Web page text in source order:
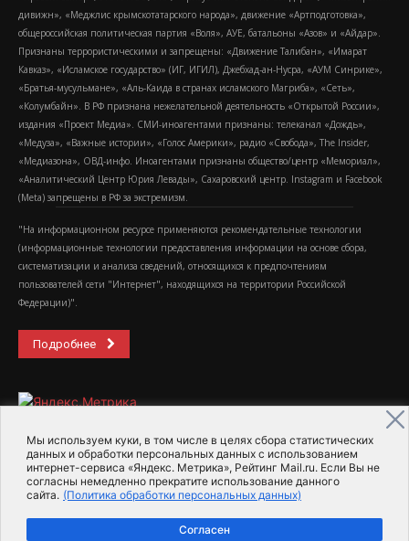
Мы используем куки, в том числе в целях сбора статистических
данных и обработки персональных данных с использованием
интернет-сервиса «Яндекс. Метрика», Рейтинг Mail.ru. Если Вы не
согласны немедленно прекратите использование данного
сайта. (Политика обработки персональных данных)
Согласен
дивижн», «Меджлис крымскотатарского народа», движение «Артподготовка»,
общероссийская политическая партия «Воля», АУЕ, батальоны «Азов» и «Айдар».
Признаны террористическими и запрещены: «Движение Талибан», «Имарат
Кавказ», «Исламское государство» (ИГ, ИГИЛ), Джебхад-ан-Нусра, «АУМ Синрике»,
«Братья-мусульмане», «Аль-Каида в странах исламского Магриба», «Сеть»,
«Колумбайн». В РФ признана нежелательной деятельность «Открытой России»,
издания «Проект Медиа». СМИ-иноагентами признаны: телеканал «Дождь»,
«Медуза», «Важные истории», «Голос Америки», радио «Свобода», The Insider,
«Медиазона», ОВД-инфо. Иноагентами признаны общество/центр «Мемориал»,
«Аналитический Центр Юрия Левады», Сахаровский центр. Instagram и Facebook
(Metа) запрещены в РФ за экстремизм.
"На информационном ресурсе применяются рекомендательные технологии
(информационные технологии предоставления информации на основе сбора,
систематизации и анализа сведений, относящихся к предпочтениям
пользователей сети "Интернет", находящихся на территории Российской
Федерации)".
Подробнее
2015-2026- Информационное агентство МедиаПоток
Для справки Об издании
Пользовательское соглашение
Политика обработки персональных данных